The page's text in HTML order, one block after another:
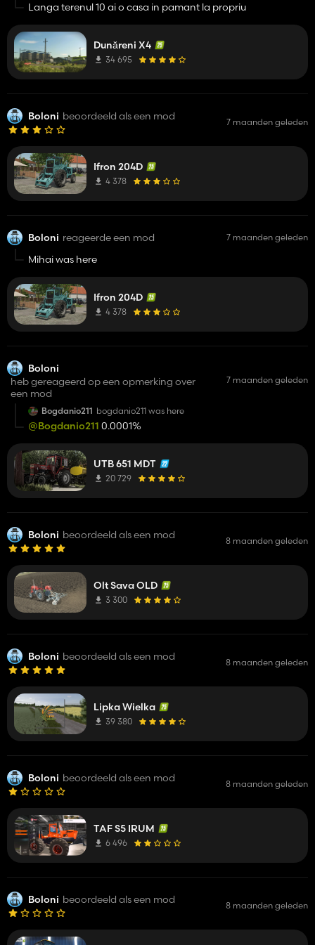
Langa terenul 10 ai o casa in pamant la propriu
Dunăreni X4
34 695
Boloni beoordeeld als een mod 7 maanden geleden
Ifron 204D
4 378
Boloni reageerde een mod 7 maanden geleden
Mihai was here
Ifron 204D
4 378
Boloni
heb gereageerd op een opmerking over
een mod
7 maanden geleden
Bogdanio211 bogdanio211 was here
@Bogdanio211 0.0001%
UTB 651 MDT
20 729
Boloni beoordeeld als een mod 8 maanden geleden
Olt Sava OLD
3 300
Boloni beoordeeld als een mod 8 maanden geleden
Lipka Wielka
39 380
Boloni beoordeeld als een mod 8 maanden geleden
TAF S5 IRUM
6 496
Boloni beoordeeld als een mod 8 maanden geleden